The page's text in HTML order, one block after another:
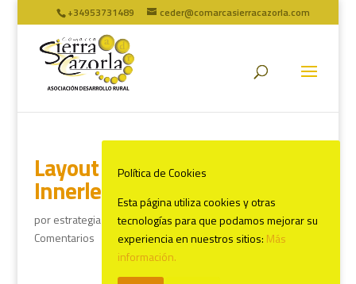
+34953731489 ceder@comarcasierracazorla.com
Layout variation Left |
Innerleft | Center
porestrategia2020|Abr 1, 2011|Layout Variations|0
Comentarios
Política de Cookies
Esta página utiliza cookies y otras
tecnologías para que podamos mejorar su
experiencia en nuestros sitios: Más
información.